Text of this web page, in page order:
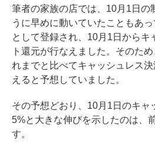
筆者の家族の店では、10月1日の
うに早めに動いていたこともあ
として登録され、10月1日からキ
ト還元が行なえました。そのた
れまでと比べてキャッシュレス
えると予想していました。
その予想どおり、10月1日のキャ
5%と大きな伸びを示したのは、
す。